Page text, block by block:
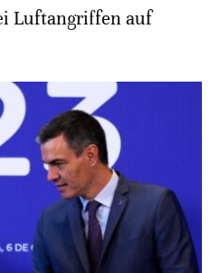
Luftangriffen auf